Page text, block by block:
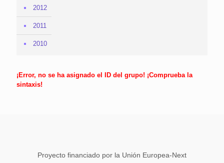
2012
2011
2010
¡Error, no se ha asignado el ID del grupo! ¡Comprueba la
sintaxis!
Proyecto financiado por la Unión Europea-Next